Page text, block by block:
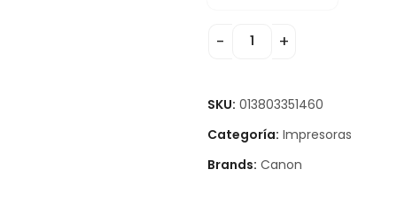
SKU: 013803351460
Categoría: Impresoras
Brands: Canon